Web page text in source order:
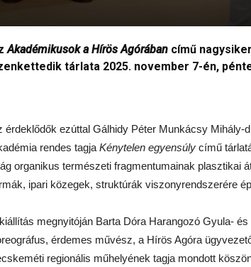
Akadémikusok a Hírös Agórában című
tárlata 2025. november 7-én,
érdeklődők ezúttal Gálhidy Péter Munkácsy
rendes tagja Kénytelen egyensúly című
organikus természeti fragmentumainak plasztikai
ipari közegek, struktúrák viszonyrendszerére
megnyitóján Barta Dóra Harangozó Gyula-
érdemes művész, a Hírös Agóra
regionális műhelyének tagja mondott